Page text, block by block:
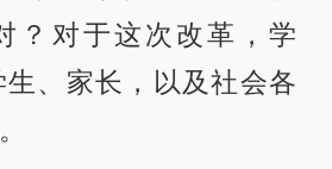
？对于这次改革，学
、家长，以及社会各